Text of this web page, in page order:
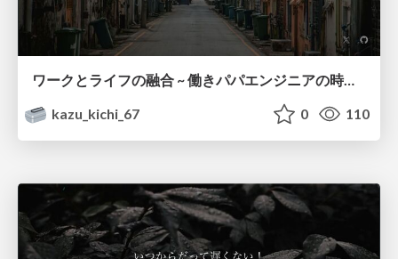
ワークとライフの融合 ~ 働きパパエンジニアの時間活用術 ~
kazu_kichi_67
0 110